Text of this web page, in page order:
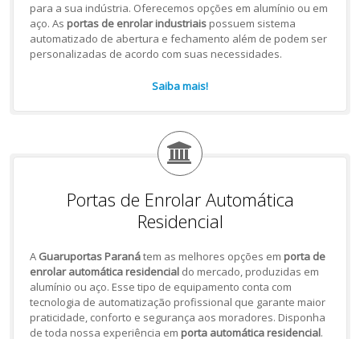
para a sua indústria. Oferecemos opções em alumínio ou em
aço. As portas de enrolar industriaispossuem sistema
automatizado de abertura e fechamento além de podem ser
personalizadas de acordo com suas necessidades.
Saiba mais!
Portas de Enrolar Automática
Residencial
A Guaruportas Paranátem as melhores opções em porta de
enrolar automática residencialdo mercado, produzidas em
alumínio ou aço. Esse tipo de equipamento conta com
tecnologia de automatização profissional que garante maior
praticidade, conforto e segurança aos moradores. Disponha
de toda nossa experiência em porta automática residencial.